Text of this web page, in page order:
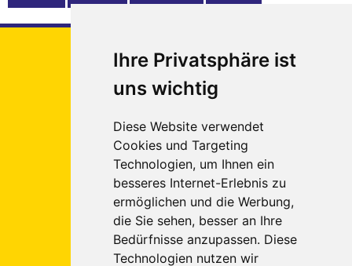
Ihre Privatsphäre ist
uns wichtig
Diese Website verwendet
Cookies und Targeting
Technologien, um Ihnen ein
besseres Internet-Erlebnis zu
ermöglichen und die Werbung,
die Sie sehen, besser an Ihre
Bedürfnisse anzupassen. Diese
Technologien nutzen wir
Euregio
Tours
Reigate &
Platz 1
52249
Eschweiler
Tel.: 02403 - 5557891(Eschweiler)
Tel.: 02405 - 8988290(Würselen)
Fax: 02403 - 5557895